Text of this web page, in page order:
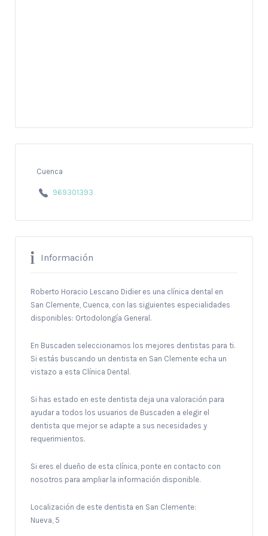
Cuenca
969301393
Información
Roberto Horacio Lescano Didier es una clínica dental en
San Clemente, Cuenca, con las siguientes especialidades
disponibles: Ortodolongía General.
En Buscaden seleccionamos los mejores dentistas para ti.
Si estás buscando un dentista en San Clemente echa un
vistazo a esta Clínica Dental.
Si has estado en este dentista deja una valoración para
ayudar a todos los usuarios de Buscaden a elegir el
dentista que mejor se adapte a sus necesidades y
requerimientos.
Si eres el dueño de esta clínica, ponte en contacto con
nosotros para ampliar la información disponible.
Localización de este dentista en San Clemente:
Nueva, 5